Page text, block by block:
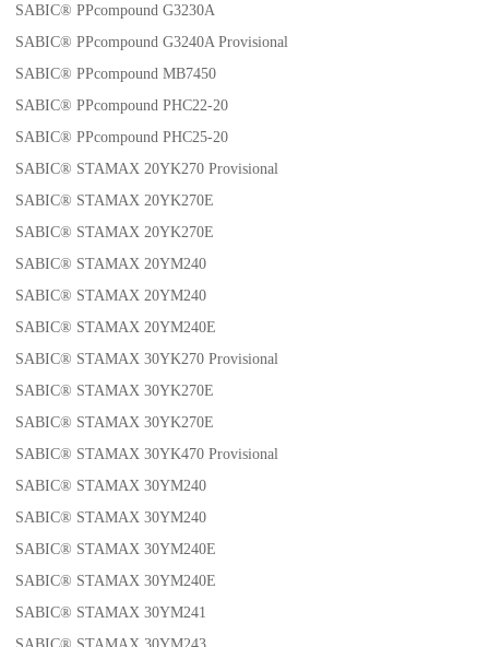
SABIC® PPcompound G3230A
SABIC® PPcompound G3240A Provisional
SABIC® PPcompound MB7450
SABIC® PPcompound PHC22-20
SABIC® PPcompound PHC25-20
SABIC® STAMAX 20YK270 Provisional
SABIC® STAMAX 20YK270E
SABIC® STAMAX 20YK270E
SABIC® STAMAX 20YM240
SABIC® STAMAX 20YM240
SABIC® STAMAX 20YM240E
SABIC® STAMAX 30YK270 Provisional
SABIC® STAMAX 30YK270E
SABIC® STAMAX 30YK270E
SABIC® STAMAX 30YK470 Provisional
SABIC® STAMAX 30YM240
SABIC® STAMAX 30YM240
SABIC® STAMAX 30YM240E
SABIC® STAMAX 30YM240E
SABIC® STAMAX 30YM241